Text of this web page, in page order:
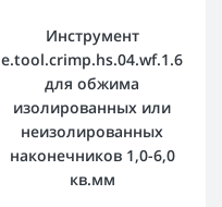
Инструмент
e.tool.crimp.hs.04.wf.1.6
для обжима
изолированных или
неизолированных
наконечников 1,0-6,0
кв.мм